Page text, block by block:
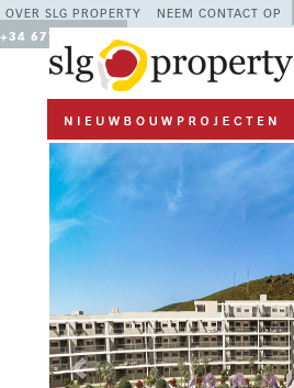
OVER SLG PROPERTY NEEM CONTACT OP
+34 677 670 480
Previous